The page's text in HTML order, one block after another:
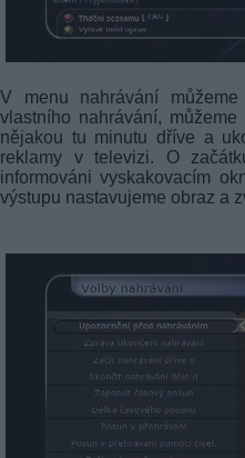
V menu nahrávání
vlastního nahrávání,
nějakou tu minutu dříve a
reklamy v televizi. O
informováni vyskakovacím
výstupu nastavujeme obraz a